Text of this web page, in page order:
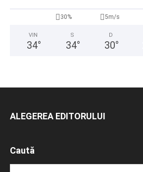
30% 5m/s
VIN
34°
S
34°
D
30°
ALEGEREA EDITORULUI
Caută